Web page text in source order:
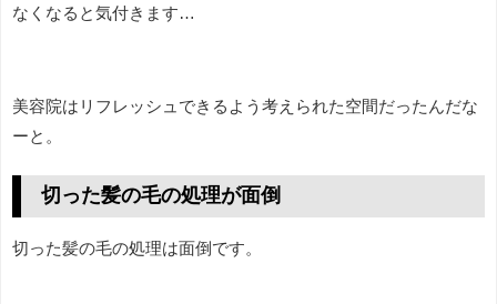
なくなると気付きます…
美容院はリフレッシュできるよう考えられた空間だったんだな
ーと。
切った髪の毛の処理が面倒
切った髪の毛の処理は面倒です。